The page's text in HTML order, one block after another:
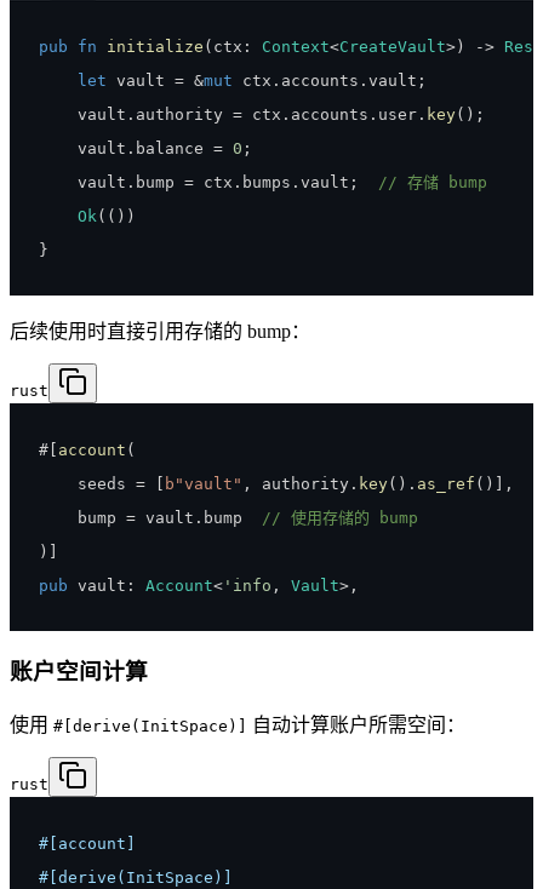
pub fn initialize ( ctx : Context<CreateVault>) ->
let vault = &mut ctx . accounts . vault ;
    vault
. authority = ctx . accounts . user . key( ) ;
    vault
. balance = 0 ;
    vault
. bump = ctx . bumps . vault ;
// 存储 bump
Ok ( ( ) )
}
后续使用时直接引用存储的 bump：
rust
# [ account (
    seeds
= [ b"vault" , authority . key( ) . as_ref ( ) ] ,
    bump
= vault . bump
// 使用存储的 bump
) ]
pub vault : Account< 'info , Vault> ,
账户空间计算
使用 #[derive(InitSpace)] 自动计算账户所需空间：
rust
#[account]
#[derive(InitSpace)]